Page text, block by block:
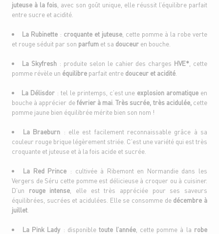
juteuse à la fois , avec son goût unique, elle réussit l’équilibre parfait
entre sucre et acidité.
La Rubinette: croquante et juteuse, cette pomme à la robe verte
et rouge séduit par son parfum et sa douceur en bouche.
La Skyfresh : produite selon le cahier des charges HVE* , cette
pomme révèle un équilibre parfait entre douceur et acidité
La Délisdor : tel le printemps, c’est une explosion aromatique en
bouche à apprécier defévrier à mai .Très sucrée, très acidulée,cette
pomme jaune bien équilibrée mérite bien son nom !
La Braeburn : elle est facilement reconnaissable grâce à sa
couleur rouge brique légèrement striée. C’est une variété qui est très
croquante et juteuse et à la fois acide et sucrée.
La Red Prince : cultivée à Ribemont en Normandie dans les
Vergers de Séru cette pomme est délicieuse à croquer ou à cuisiner.
D’un rouge intense , elle est très appréciée pour ses saveurs
équilibrées, sucrées et acidulées. Elle se consomme de décembre à
juillet
La Pink Lady: disponibletoute l’année, cette pomme à la robe